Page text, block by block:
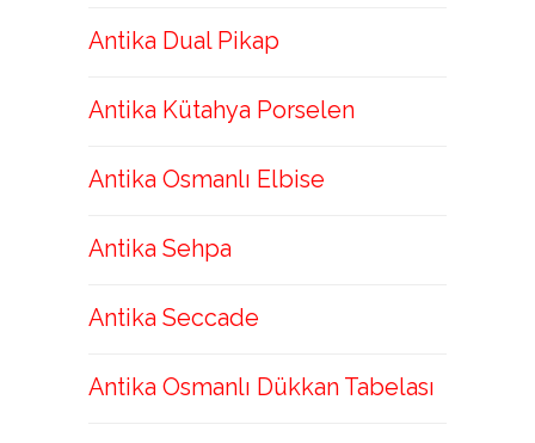
Antika Dual Pikap
Antika Kütahya Porselen
Antika Osmanlı Elbise
Antika Sehpa
Antika Seccade
Antika Osmanlı Dükkan Tabelası